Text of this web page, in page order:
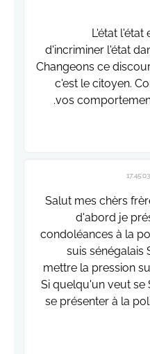
L'état
d'incriminer l'état
Changeons ce
c'est le citoyen.
vos
Salut mes chèrs
d'abord je
condoléances à la
suis sénégalais
mettre la pression
Si quelqu'un veut se
se présenter à la